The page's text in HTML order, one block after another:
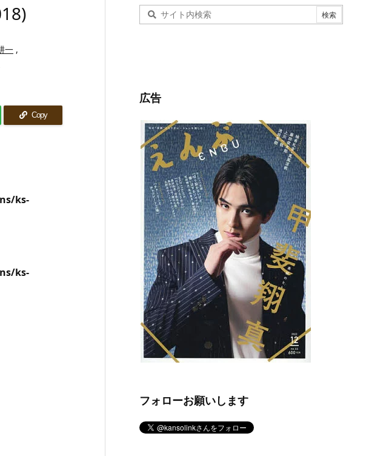
一 ,
Copy
ks-
ks-
広告
フォローお願いします